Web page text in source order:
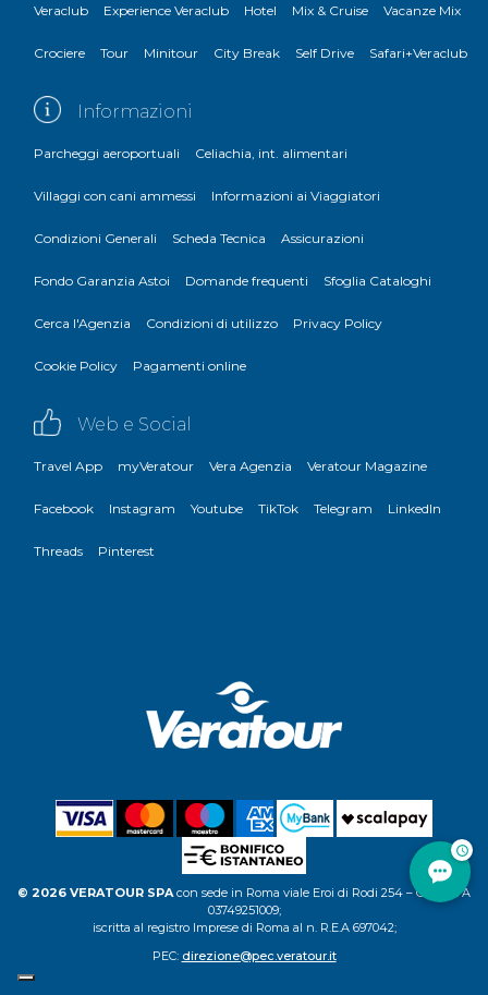
Veraclub Experience Veraclub Hotel Mix & Cruise Vacanze Mix
Crociere Tour Minitour City Break Self Drive Safari+Veraclub
Informazioni
Parcheggi aeroportuali Celiachia, int. alimentari
Villaggi con cani ammessi Informazioni ai Viaggiatori
Condizioni Generali Scheda Tecnica Assicurazioni
Fondo Garanzia Astoi Domande frequenti Sfoglia Cataloghi
Cerca l'Agenzia Condizioni di utilizzo Privacy Policy
Cookie Policy Pagamenti online
Web e Social
Travel App myVeratour Vera Agenzia Veratour Magazine
Facebook Instagram Youtube TikTok Telegram LinkedIn
Threads Pinterest
© 2026 VERATOUR SPA con sede in Roma viale Eroi di Rodi 254 – C.F. P.IVA
03749251009;
iscritta al registro Imprese di Roma al n. R.E.A 697042;
PEC: direzione@pec.veratour.it